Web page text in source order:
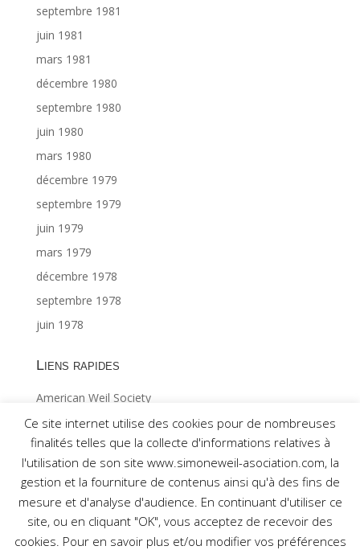
septembre 1981
juin 1981
mars 1981
décembre 1980
septembre 1980
juin 1980
mars 1980
décembre 1979
septembre 1979
juin 1979
mars 1979
décembre 1978
septembre 1978
juin 1978
Liens rapides
American Weil Society
Index général ©Gabriël MAES 1/2
Index général ©Gabriël MAES 2/2
Ce site internet utilise des cookies pour de nombreuses
finalités telles que la collecte d'informations relatives à
l'utilisation de son site www.simoneweil-asociation.com, la
gestion et la fourniture de contenus ainsi qu'à des fins de
mesure et d'analyse d'audience. En continuant d'utiliser ce
site, ou en cliquant "OK", vous acceptez de recevoir des
cookies. Pour en savoir plus et/ou modifier vos préférences